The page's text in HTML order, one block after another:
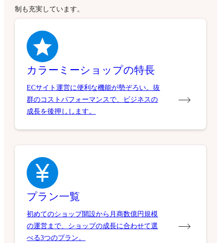
制も充実しています。
カラーミーショップの特長
ECサイト運営に便利な機能が勢ぞろい。抜
群のコストパフォーマンスで、ビジネスの
成長を後押しします。
プラン一覧
初めてのショップ開設から月商数億円規模
の運営まで、ショップの成長に合わせて選
べる3つのプラン。